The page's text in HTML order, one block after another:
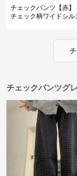
チェックパンツ【赤】
チェック柄ワイドシル
チェックパンツグ